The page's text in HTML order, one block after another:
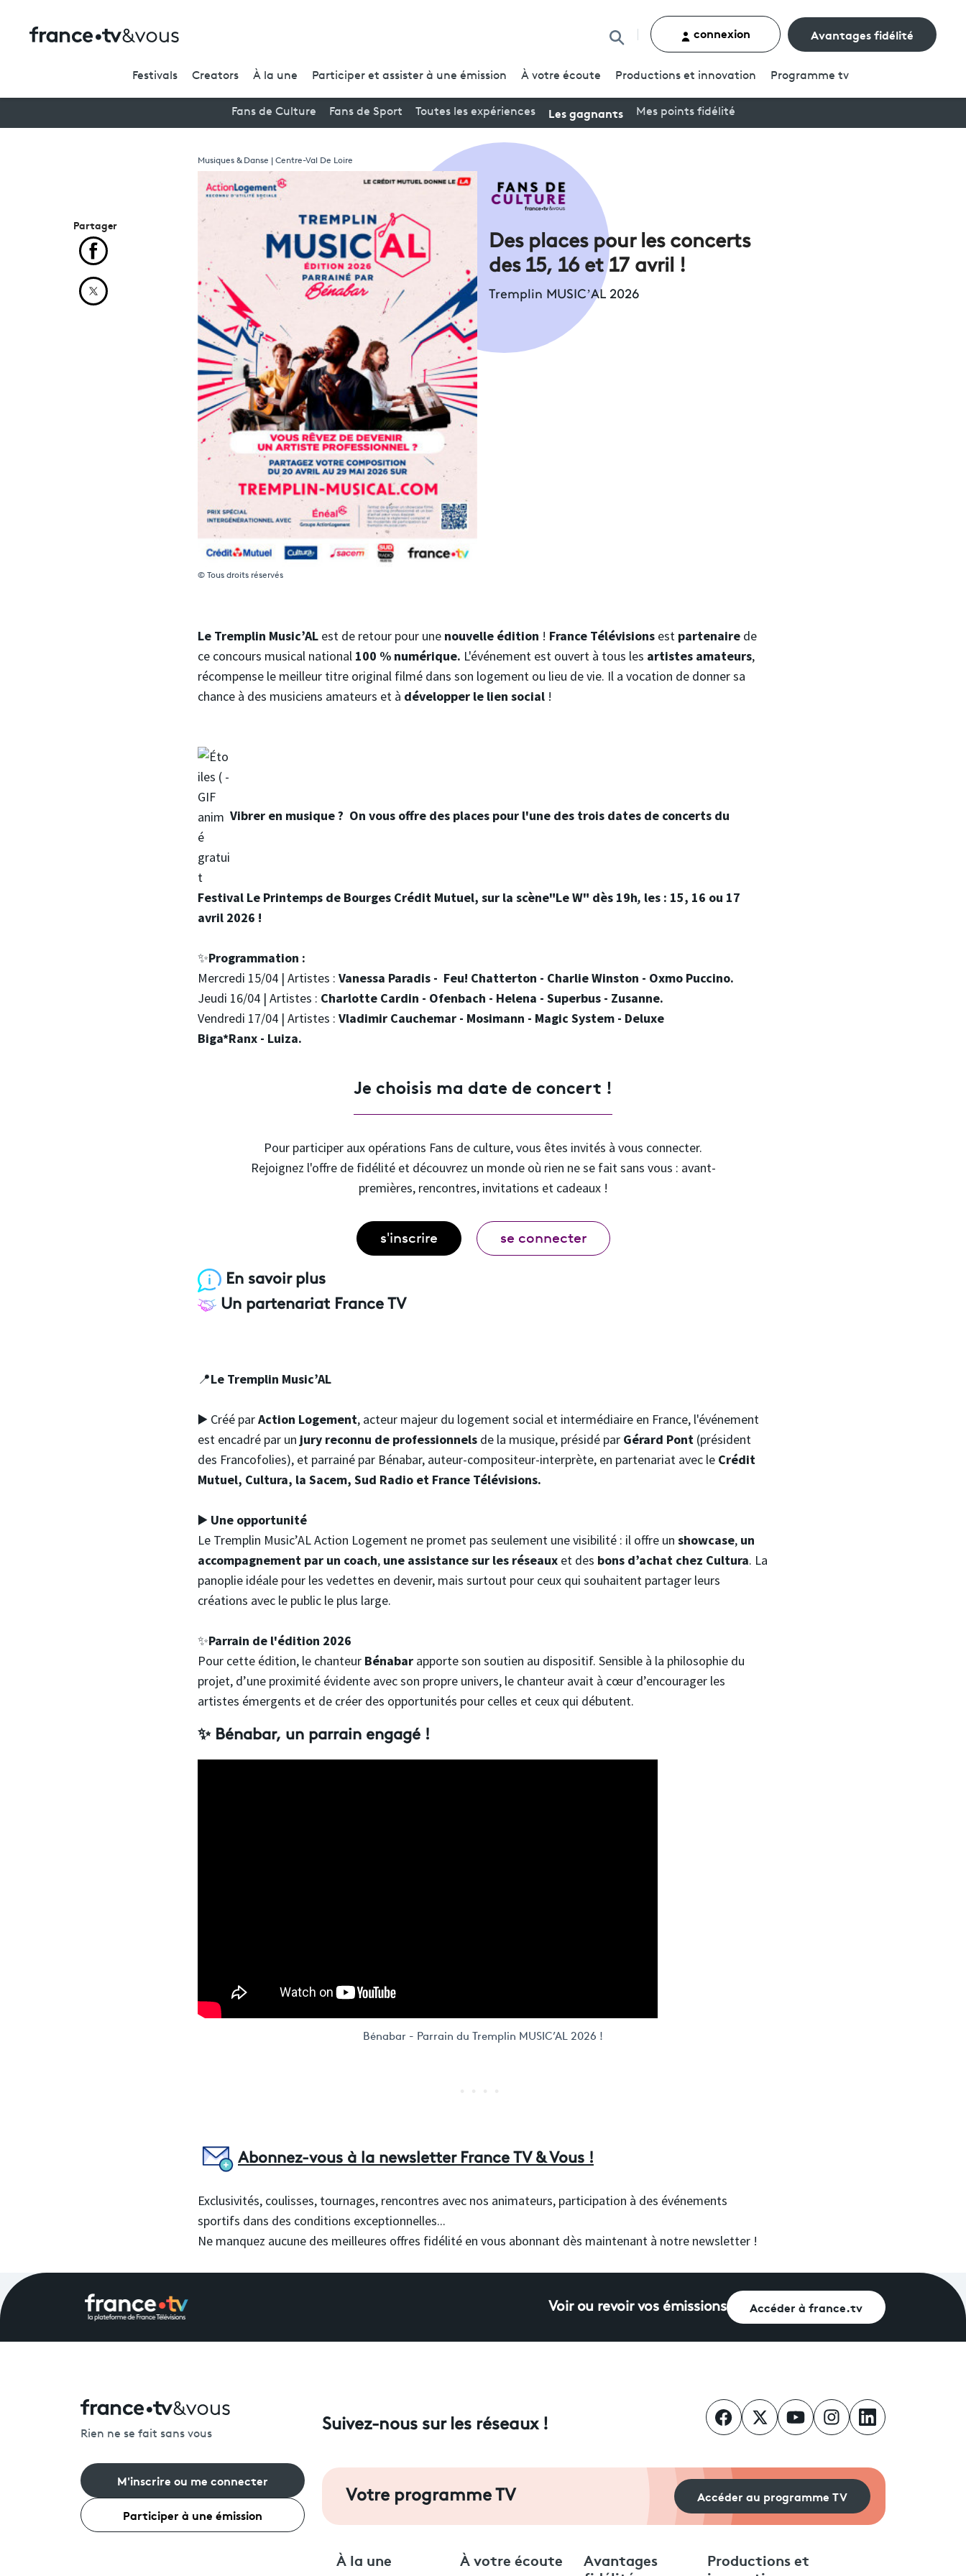
Rechercher un contenu
connexion Avantages fidélité
Festivals Creators À la une Participer et assister à une émission À votre écoute Productions et innovation Programme tv
Fans de Culture Fans de Sport Toutes les expériences Les gagnants Mes points fidélité
Musiques & Danse | Centre-Val De Loire
Des places pour les concerts
des 15, 16 et 17 avril !
Tremplin MUSIC’AL 2026
© Tous droits réservés
Le Tremplin Music’AL est de retour pour une nouvelle édition ! France Télévisions est partenaire de
ce concours musical national 100 % numérique. L'événement est ouvert à tous les artistes amateurs,
récompense le meilleur titre original filmé dans son logement ou lieu de vie. Il a vocation de donner sa
chance à des musiciens amateurs et à développer le lien social !
Vibrer en musique ? On vous offre des places pour l'une des trois dates de concerts du
Festival Le Printemps de Bourges Crédit Mutuel, sur la scène"Le W" dès 19h, les : 15, 16 ou 17
avril 2026 !
✨Programmation :
Mercredi 15/04 | Artistes : Vanessa Paradis - Feu! Chatterton - Charlie Winston - Oxmo Puccino.
Jeudi 16/04 | Artistes : Charlotte Cardin - Ofenbach - Helena - Superbus - Zusanne.
Vendredi 17/04 | Artistes : Vladimir Cauchemar - Mosimann - Magic System - Deluxe
Biga*Ranx - Luiza.
Je choisis ma date de concert !
Pour participer aux opérations Fans de culture, vous êtes invités à vous connecter.
Rejoignez l'offre de fidélité et découvrez un monde où rien ne se fait sans vous : avant-
premières, rencontres, invitations et cadeaux !
s'inscrire se connecter
En savoir plus
Un partenariat France TV
📍Le Tremplin Music’AL
▶️ Créé parAction Logement, acteur majeur du logement social et intermédiaire en France, l'événement
est encadré par un jury reconnu de professionnels de la musique, présidé par Gérard Pont (président
des Francofolies), et parrainé par Bénabar, auteur-compositeur-interprète, en partenariat avec le Crédit
Mutuel, Cultura, la Sacem, Sud Radio et France Télévisions.
▶️ Une opportunité
Le Tremplin Music’AL Action Logement ne promet pas seulement une visibilité : il offre un showcase, un
accompagnement par un coach, une assistance sur les réseaux et des bons d’achat chez Cultura. La
panoplie idéale pour les vedettes en devenir, mais surtout pour ceux qui souhaitent partager leurs
créations avec le public le plus large.
✨Parrain de l'édition 2026
Pour cette édition, le chanteur Bénabar apporte son soutien au dispositif. Sensible à la philosophie du
projet, d’une proximité évidente avec son propre univers, le chanteur avait à cœur d’encourager les
artistes émergents et de créer des opportunités pour celles et ceux qui débutent.
✨ Bénabar, un parrain engagé !
Bénabar - Parrain du Tremplin MUSIC’AL 2026 !
Abonnez-vous à la newsletter France TV & Vous !
Exclusivités, coulisses, tournages, rencontres avec nos animateurs, participation à des événements
sportifs dans des conditions exceptionnelles...
Ne manquez aucune des meilleures offres fidélité en vous abonnant dès maintenant à notre newsletter !
Partager
Partager cet article sur Facebook
Partager cet article sur X
Voir ou revoir vos émissions Accéder à france.tv
Rien ne se fait sans vous
M'inscrire ou me connecter
Participer à une émission
Suivez-nous sur les réseaux !
Votre programme TV Accéder au programme TV
À la une À votre écoute
Avantages
Productions et